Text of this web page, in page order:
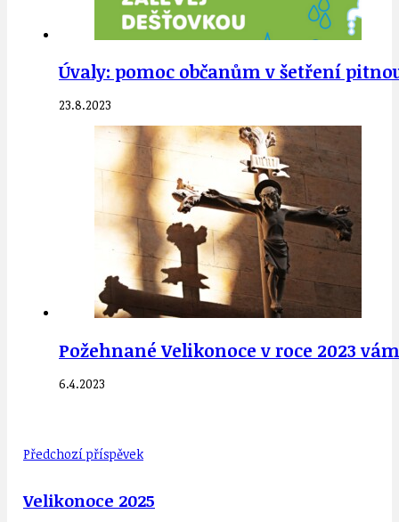
Úvaly: pomoc občanům v šetření
23.8.2023
Požehnané Velikonoce v roce 2023
6.4.2023
Předchozí příspěvek
Velikonoce 2025